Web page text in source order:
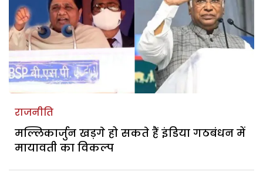
राजनीति
मल्लिकार्जुन खड़गे हो सकते हैं इंडिया गठबंधन में
मायावती का विकल्प